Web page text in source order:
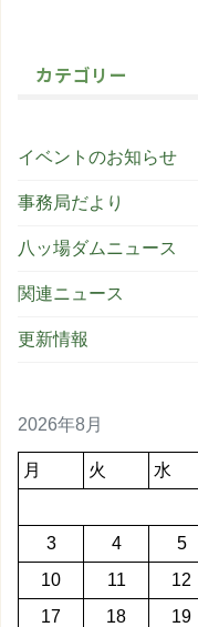
カテゴリー
イベントのお知らせ
事務局だより
八ッ場ダムニュース
関連ニュース
更新情報
2026年8月
月 火 水
3
4 5
10
11 12
17
18 19